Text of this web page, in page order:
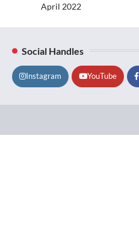
April 2022
Social Handles
Instagram YouTube